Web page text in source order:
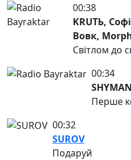
00:38
KRUTЬ,
Вовк,
Світлом до
00:34
SHYMAN
Перше
00:32
SUROV
Подаруй